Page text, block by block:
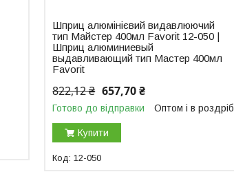
Шприц алюмінієвий видавлюючий
тип Майстер 400мл Favorit 12-050 |
Шприц алюминиевый
выдавливающий тип Мастер 400мл
Favorit
822,12 ₴ 657,70 ₴
Готово до відправки Оптом і в роздріб
Купити
12-050